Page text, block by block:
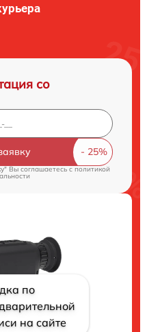
со
Вы соглашаетесь c политикой
по
на сайте